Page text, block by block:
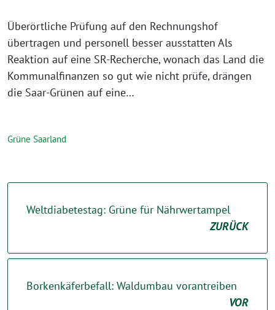
Überörtliche Prüfung auf den Rechnungshof
übertragen und personell besser ausstatten Als
Reaktion auf eine SR-Recherche, wonach das Land die
Kommunalfinanzen so gut wie nicht prüfe, drängen
die Saar-Grünen auf eine…
Grüne Saarland
Weltdiabetestag: Grüne für Nährwertampel
ZURÜCK
Borkenkäferbefall: Waldumbau vorantreiben
VOR